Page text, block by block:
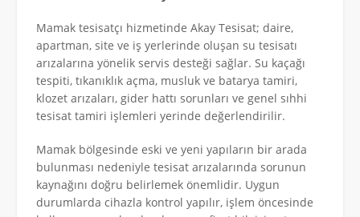
Mamak tesisatçı hizmetinde Akay Tesisat; daire,
apartman, site ve iş yerlerinde oluşan su tesisatı
arızalarına yönelik servis desteği sağlar. Su kaçağı
tespiti, tıkanıklık açma, musluk ve batarya tamiri,
klozet arızaları, gider hattı sorunları ve genel sıhhi
tesisat tamiri işlemleri yerinde değerlendirilir.
Mamak bölgesinde eski ve yeni yapıların bir arada
bulunması nedeniyle tesisat arızalarında sorunun
kaynağını doğru belirlemek önemlidir. Uygun
durumlarda cihazla kontrol yapılır, işlem öncesinde